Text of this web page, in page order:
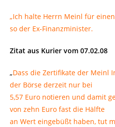
„Ich halte Herrn Meinl für
so der Ex-Finanzminister.
Zitat aus Kurier vom 07.02.08
„Dass die Zertifikate der Meinl
der Börse derzeit nur bei
5,57 Euro notieren und damit
von zehn Euro fast die Hälfte
an Wert eingebüßt haben, tut